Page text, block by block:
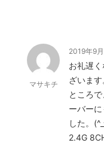
マサキチ
2019年9
お礼遅
ざいます
ところ
ーバー
した。
2.4G